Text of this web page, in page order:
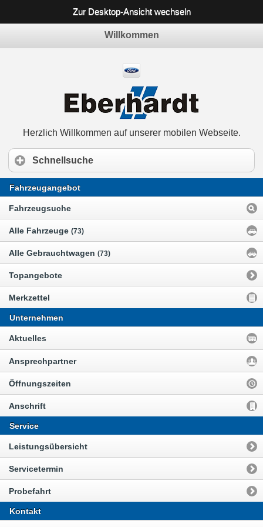
Zur Desktop-Ansicht wechseln
Willkommen
Herzlich Willkommen auf unserer mobilen Webseite.
Schnellsuche
Fahrzeugangebot
Fahrzeugsuche
Alle Fahrzeuge (73)
Alle Gebrauchtwagen (73)
Topangebote
Merkzettel
Unternehmen
Aktuelles
Ansprechpartner
Öffnungszeiten
Anschrift
Service
Leistungsübersicht
Servicetermin
Probefahrt
Kontakt